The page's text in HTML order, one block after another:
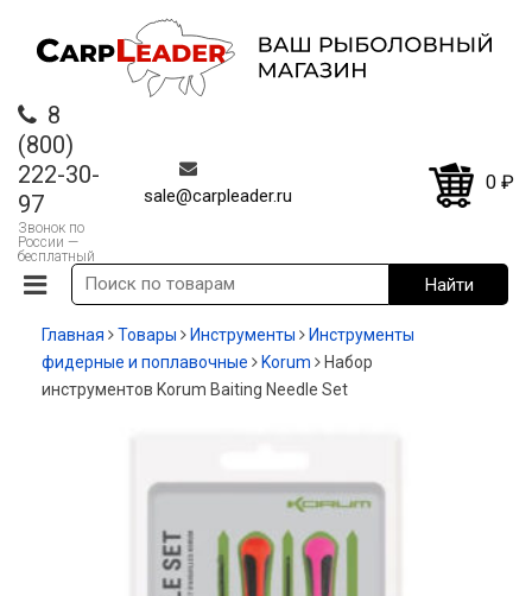
8
(800)
222-30-
97
Звонок по
России —
бесплатный
sale@carpleader.ru
0 ₽
Главная Товары Инструменты
Инструменты
фидерные и поплавочные
Korum
Набор
инструментов Korum Baiting Needle Set